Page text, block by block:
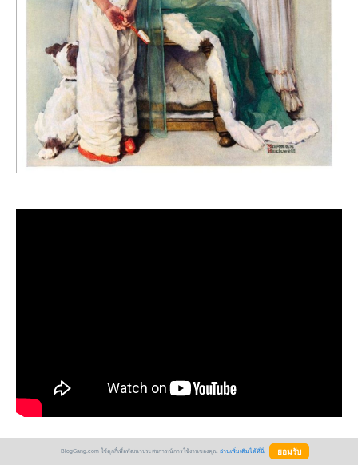
BlogGang.com ใช้คุกกี้เพื่อพัฒนาประสบการณ์การใช้งานของคุณ อ่านเพิ่มเติมได้ที่นี่